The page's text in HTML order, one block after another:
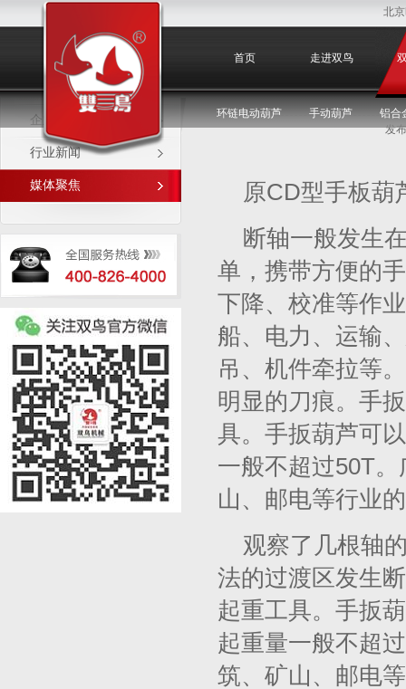
北
首页 走进双鸟
环链电动葫芦 手动葫芦 铝合
媒体聚焦
企业新闻
行业新闻
媒体聚焦
发
原CD型手板葫
断轴一般发生
单，携带方便的
下降、校准等作
船、电力、运输
吊、机件牵拉等
明显的刀痕。手
具。手扳葫芦可
一般不超过50T
山、邮电等行业
观察了几根轴
法的过渡区发生
起重工具。手扳
起重量一般不超
筑、矿山、邮电